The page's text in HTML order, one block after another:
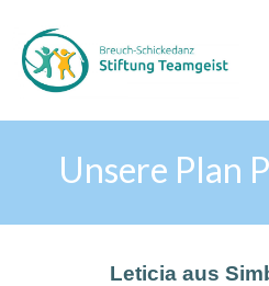
Unsere Plan
Leticia aus